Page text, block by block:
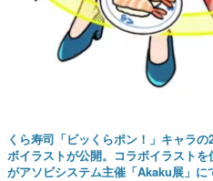
くら寿司「ビッくらポン！」キャラ
ボイラストが公開。コラボイラスト
がアソビシステム主催「Akaku展」に